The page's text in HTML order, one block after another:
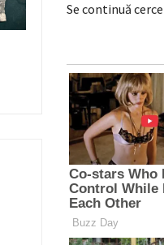
Se continuă